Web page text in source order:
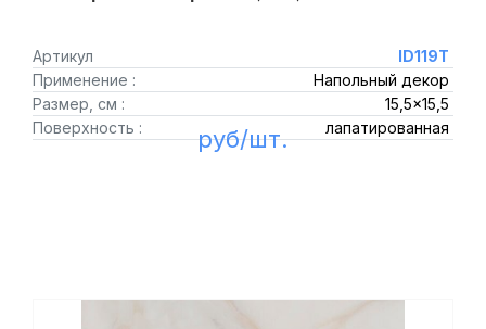
Артикул
ID119T
Применение :
Напольный декор
Размер, см :
15,5x15,5
Поверхность :
лапатированная
руб/шт.